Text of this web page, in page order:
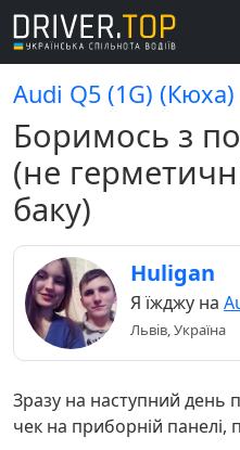
Audi Q5 (1G) (Кюха)
Боримось з
(не
баку)
Huligan
Я їжджу на
Львів, Україна
Зразу на наступний день
чек на приборній панелі,